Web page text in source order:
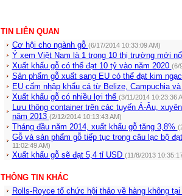
TIN LIÊN QUAN
Cơ hội cho ngành gỗ (6/17/2014 10:33:09 AM)
Ý xem Việt Nam là 1 trong 10 thị trường mới
Xuất khẩu gỗ có thể đạt 10 tỷ vào năm 2020 (6/
Sản phẩm gỗ xuất sang EU có thể đạt kim
EU cấm nhập khẩu cá từ Belize, Campuchia
Xuất khẩu gỗ có nhiều lợi thế (3/11/2014 10:23:36
Lưu thông container trên các tuyến Á-Âu,
năm 2013 (2/12/2014 10:13:43 AM)
Tháng đầu năm 2014, xuất khẩu gỗ tăng 3,8%
Gỗ và sản phẩm gỗ tiếp tục trong câu lạc bộ
11:02:49 AM)
Xuất khẩu gỗ sẽ đạt 5,4 tỉ USD (11/8/2013
THÔNG TIN KHÁC
Rolls-Royce tổ chức hội thảo về hàng không tại